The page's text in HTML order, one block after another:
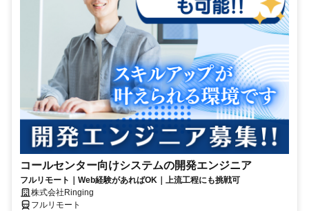
コールセンター向けシステムの開発エンジニア
フルリモート｜Web経験があればOK｜上流工程にも挑戦可
株式会社Ringing
フルリモート